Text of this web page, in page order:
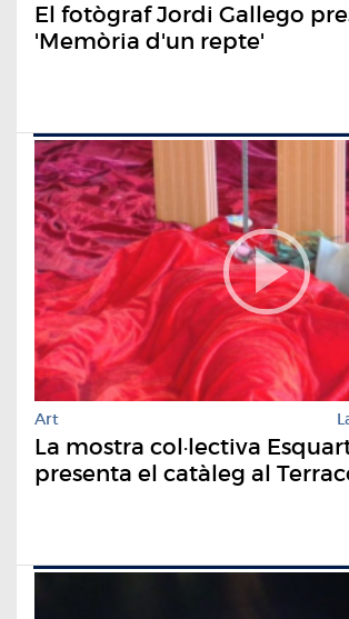
El fotògraf Jordi Gallego
'Memòria d'un repte'
Art
La mostra col·lectiva
presenta el catàleg al